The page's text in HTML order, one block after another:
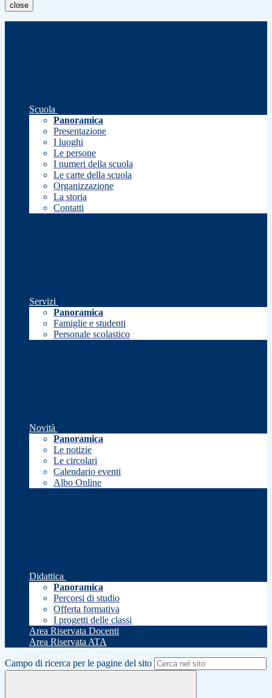
close
Scuola
Panoramica
Presentazione
I luoghi
Le persone
I numeri della scuola
Le carte della scuola
Organizzazione
La storia
Contatti
Servizi
Panoramica
Famiglie e studenti
Personale scolastico
Novità
Panoramica
Le notizie
Le circolari
Calendario eventi
Albo Online
Didattica
Panoramica
Percorsi di studio
Offerta formativa
I progetti delle classi
Area Riservata Docenti
Area Riservata ATA
Campo di ricerca per le pagine del sito